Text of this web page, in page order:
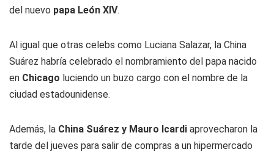
del nuevo papa León XIV.
Al igual que otras celebs como Luciana Salazar, la China
Suárez habría celebrado el nombramiento del papa nacido
en Chicago luciendo un buzo cargo con el nombre de la
ciudad estadounidense.
Además, la China Suárez y Mauro Icardi aprovecharon la
tarde del jueves para salir de compras a un hipermercado